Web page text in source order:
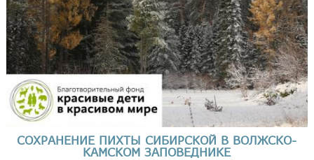
СОХРАНЕНИЕ ПИХТЫ СИБИРСКОЙ В ВОЛЖСКО-
КАМСКОМ ЗАПОВЕДНИКЕ